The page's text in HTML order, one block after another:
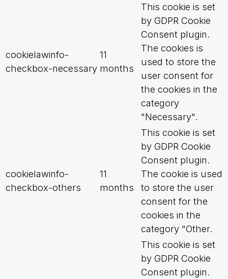
cookielawinfo-
checkbox-necessary
11
months
This cookie is set
by GDPR Cookie
Consent plugin.
The cookies is
used to store the
user consent for
the cookies in the
category
"Necessary".
cookielawinfo-
checkbox-others
11
months
This cookie is set
by GDPR Cookie
Consent plugin.
The cookie is used
to store the user
consent for the
cookies in the
category "Other.
This cookie is set
by GDPR Cookie
Consent plugin.